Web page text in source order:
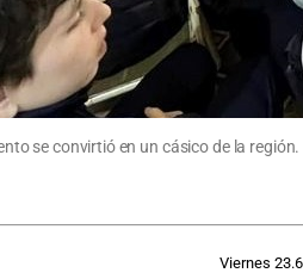
se convirtió en un cásico de la región.
Viernes